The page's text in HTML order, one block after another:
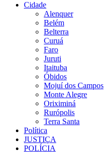
Cidade
Alenquer
Belém
Belterra
Curuá
Faro
Juruti
Itaituba
Óbidos
Mojuí dos Campos
Monte Alegre
Oriximiná
Rurópolis
Terra Santa
Política
JUSTIÇA
POLÍCIA